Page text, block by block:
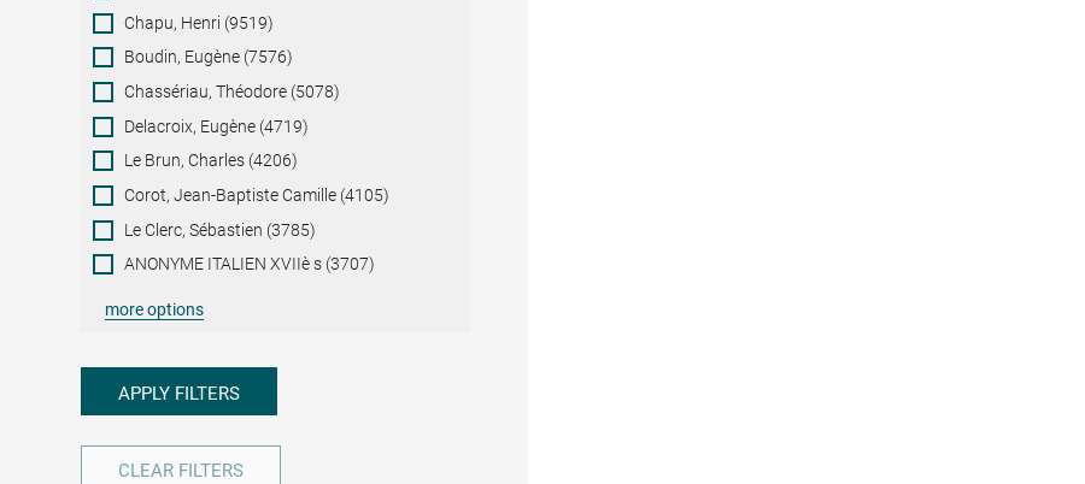
Chapu, Henri (9519)
Boudin, Eugène (7576)
Chassériau, Théodore (5078)
Delacroix, Eugène (4719)
Le Brun, Charles (4206)
Corot, Jean-Baptiste Camille (4105)
Le Clerc, Sébastien (3785)
ANONYME ITALIEN XVIIè s (3707)
more options
APPLY FILTERS
CLEAR FILTERS